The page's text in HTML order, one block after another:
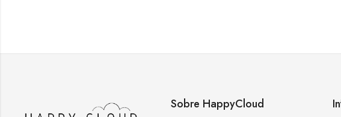
Sobre HappyCloud